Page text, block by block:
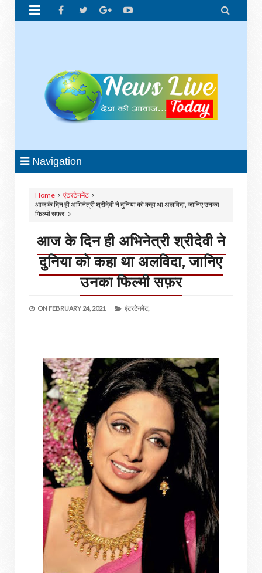
 
Navigation
Home
एंटरटेनमेंट
आज के दिन ही अभिनेत्री श्रीदेवी ने दुनिया को कहा था अलविदा, जानिए उनका
फिल्मी सफ़र
आज के दिन ही अभिनेत्री श्रीदेवी ने
दुनिया को कहा था अलविदा, जानिए
उनका फिल्मी सफ़र
ON FEBRUARY 24, 2021 एंटरटेनमेंट,